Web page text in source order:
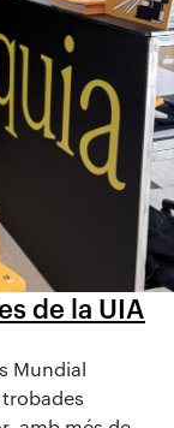
de la UIA
Mundial